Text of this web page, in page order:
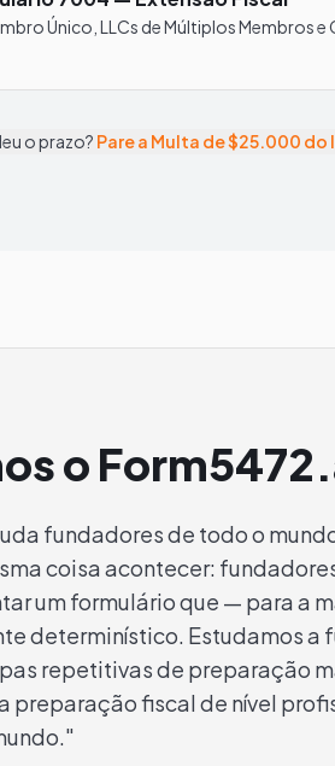
Único, LLCs de Múltiplos Membros e
o prazo? Pare a Multa de $25.000 do
o
fundadores de todo o
coisa acontecer:
um formulário que — para a
determinístico. Estudamos a
repetitivas de preparação
preparação fiscal de nível